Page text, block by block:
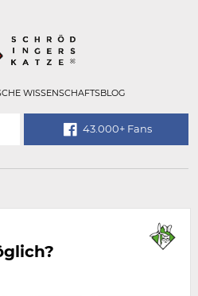
WISSENSCHAFTSBLOG
43.000+ Fans